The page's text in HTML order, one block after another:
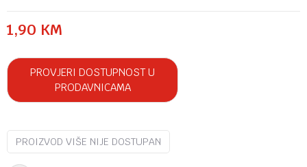
1,90 KM
PROVJERI DOSTUPNOST U
PRODAVNICAMA
PROIZVOD VIŠE NIJE DOSTUPAN